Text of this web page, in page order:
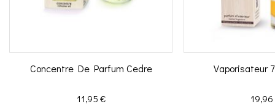
Concentre De Parfum Cedre
Prix
11,95 €
Vaporisateur
Prix